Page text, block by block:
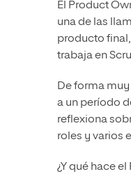
El Product
una de las
producto final,
trabaja en
De forma
a un período
reflexiona
roles y varios
¿Y qué hace